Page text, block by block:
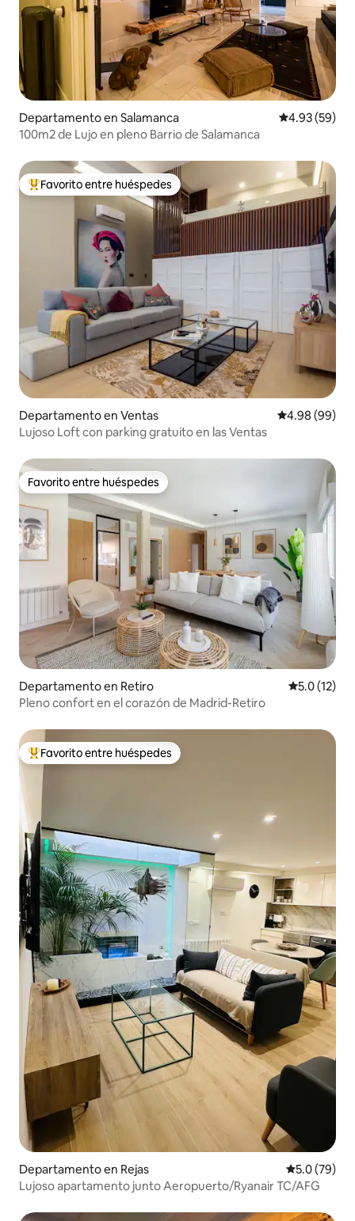
Departamento en Salamanca Calificación
4.93 (59)
100m2 de Lujo en pleno Barrio de Salamanca
De los mejores en Favorito entre huéspedes
Favorito entre huéspedes
Departamento en Ventas Calificación
4.98 (99)
Lujoso Loft con parking gratuito en las Ventas
Favorito entre huéspedes
Favorito entre huéspedes
Departamento en Retiro Calificación
5.0 (12)
Pleno confort en el corazón de Madrid-Retiro
De los mejores en Favorito entre huéspedes
Favorito entre huéspedes
Departamento en Rejas Calificación
5.0 (79)
Lujoso apartamento junto Aeropuerto/Ryanair TC/AFG